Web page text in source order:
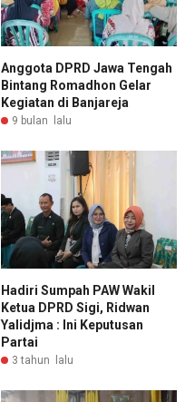
Anggota DPRD Jawa Tengah
Bintang Romadhon Gelar
Kegiatan di Banjareja
9 bulan lalu
Hadiri Sumpah PAW Wakil
Ketua DPRD Sigi, Ridwan
Yalidjma : Ini Keputusan
Partai
3 tahun lalu